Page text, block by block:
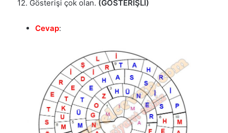
12. Gösterişi çok olan. (GÖSTERİŞLİ)
Cevap: